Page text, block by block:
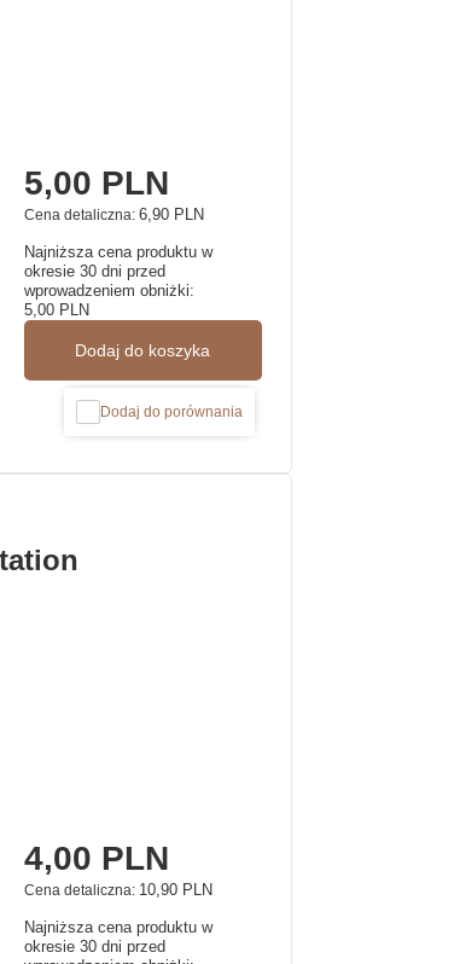
Cena detaliczna:6,90 PLN
5,00 PLN
Najniższa cena produktu w
okresie 30 dni przed
wprowadzeniem obniżki:
5,00 PLN
Dodaj do koszyka
Dodaj do porównania
Cena detaliczna: 10,90 PLN
4,00 PLN
Najniższa cena produktu w
okresie 30 dni przed